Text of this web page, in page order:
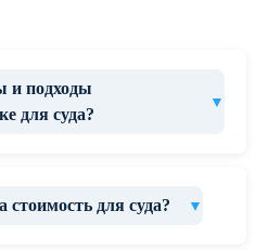
и подходы
для суда?
▼
стоимость для суда? ▼